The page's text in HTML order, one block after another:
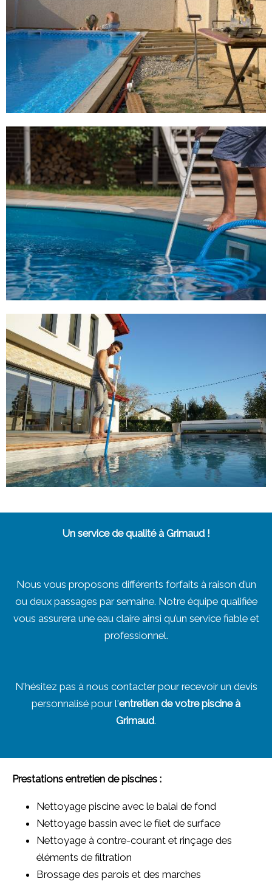
Un service de qualité à Grimaud !
Nous vous proposons différents forfaits à raison d’un
ou deux passages par semaine. Notre équipe qualifiée
vous assurera une eau claire ainsi qu’un service fiable et
professionnel.
N'hésitez pas à nous contacter pour recevoir un devis
personnalisé pour l'entretien de votre piscine à
Grimaud.
Prestations entretien de piscines :
Nettoyage piscine avec le balai de fond
Nettoyage bassin avec le filet de surface
Nettoyage à contre-courant et rinçage des
éléments de filtration
Brossage des parois et des marches